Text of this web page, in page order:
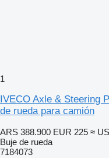
1
IVECO Axle & Steering
de rueda para camión
ARS 388.900 EUR 225 ≈
Buje de rueda
7184073